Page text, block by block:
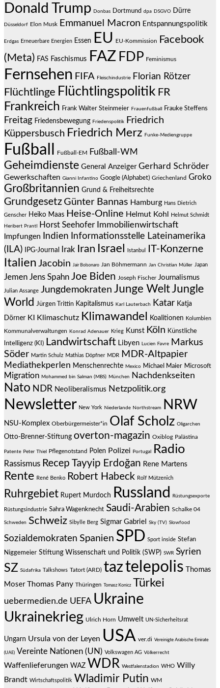
Donald Trump Donbas Dortmund dpa DSGVO Dürre
Düsseldorf Elon Musk Emmanuel Macron Entspannungspolitik
Erdgas Erneuerbare Energien Essen EU EU-Kommission
Facebook
(Meta) FAS Faschismus FAZ FDP Feminismus
Fernsehen FIFA Fleischindustrie Florian Rötzer
Flüchtlinge Flüchtlingspolitik FR
Frankreich Frank Walter Steinmeier Frauenfußball Frauke Steffens
Freitag Friedensbewegung Friedenspolitik
Friedrich
Küppersbusch Friedrich Merz Funke-Mediengruppe
Fußball Fußball-EM Fußball-WM
Geheimdienste General Anzeiger Gerhard Schröder
Gewerkschaften Gianni Infantino Google (Alphabet) Griechenland Groko
Großbritannien Grund & Freiheitsrechte
Grundgesetz Günter Bannas Hamburg Hans Dietrich
Genscher Heiko Maas Heise-Online Helmut Kohl Helmut Schmidt
Heribert Prantl Horst Seehofer Immobilienwirtschaft
Impfungen Indien Informationsstelle Lateinamerika
(ILA)
IPG-Journal Irak Iran Israel Istanbul IT-Konzerne
Italien Jacobin Jair Bolsonaro Jan Böhmermann Jan Christian Müller Japan
Jemen Jens Spahn Joe Biden Joseph Fischer Journalismus
Julian Assange Jungdemokraten Junge WeltJungle
World Jürgen Trittin Kapitalismus Karl Lauterbach Katar Katja
Dörner KI Klimaschutz Klimawandel Koalitionen Kolumbien
Kommunalverwaltungen Konrad Adenauer Krieg Kunst Köln Künstliche
Intelligenz (KI) Landwirtschaft Libyen Lucien Favre
Markus
Söder Martin Schulz Mathias Döpfner MDR MDR-Altpapier
Mediathekperlen Menschenrechte Mexico Michael Maier Microsoft
Migration Mohammed bin Salman (MBS) München Nachdenkseiten
Nato NDR Neoliberalismus Netzpolitik.org
Newsletter New York Niederlande Northstream NRW
NSU-Komplex Oberbürgermeister*in Olaf Scholz Oligarchen
Otto-Brenner-Stiftung overton-magazin Oxiblog Palästina
Patente Peter Thiel Pflegenotstand Polen Polizei Portugal Radio
Rassismus Recep Tayyip Erdoğan Rene Martens
Rente René Benko Robert Habeck Rolf Mützenich
Ruhrgebiet Rupert Murdoch Russland Rüstungsexporte
Rüstungsindustrie Sahra Wagenknecht Saudi-Arabien Schalke 04
Schweden Schweiz Sibylle Berg Sigmar Gabriel Sky (TV) Slowfood
Sozialdemokraten Spanien SPD Sport inside Stefan
Niggemeier Stiftung Wissenschaft und Politik (SWP) SWR Syrien
SZ Südafrika Talkshows Tatort (ARD) taztelepolis
Thomas
Moser Thomas Pany Thüringen Tomasz Konicz Türkei
uebermedien.de UEFA Ukraine
Ukrainekrieg Ulrich Horn Umwelt UN-Sicherheitsrat
Ungarn Ursula von der Leyen USA ver.di Vereinigte Arabische Emirate
(UAE) Vereinte Nationen (UN) Volkswagen AG Völkerrecht
Waffenlieferungen WAZ WDR Westfalenstadion WHO Willy
Brandt Wirtschaftspolitik Wladimir Putin WM